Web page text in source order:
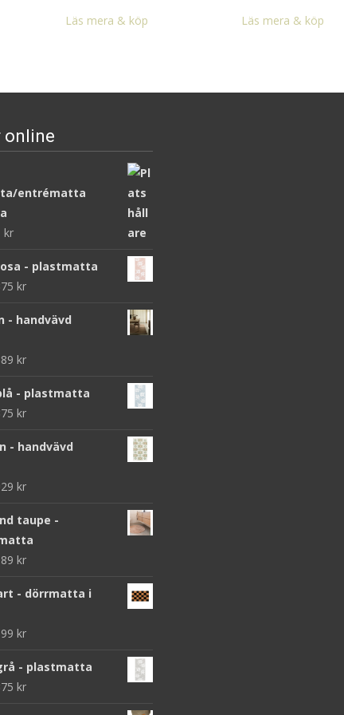
Läs mera & köp Läs mera & köp
online
entrématta
kr
- plastmatta
kr
- handvävd
kr
- plastmatta
kr
- handvävd
kr
taupe -
kr
- dörrmatta i
kr
- plastmatta
kr